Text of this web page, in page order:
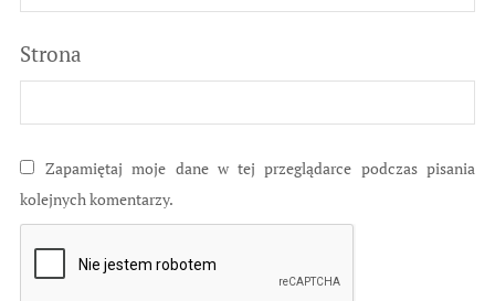
Strona
Zapamiętaj moje dane w tej przeglądarce podczas pisania
kolejnych komentarzy.